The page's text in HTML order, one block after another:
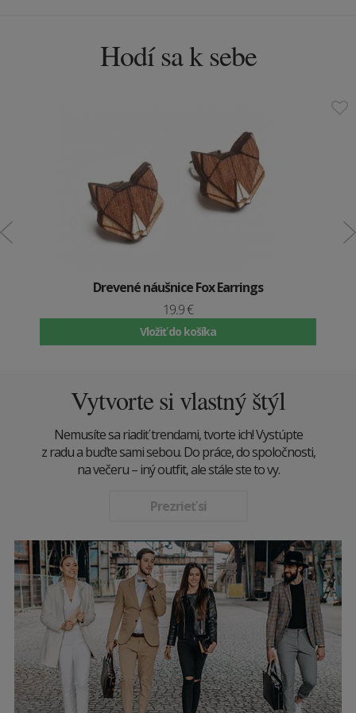
Hodí sa k sebe
Drevené náušnice Fox Earrings
19.9 €
Vložiť do košíka
Vytvorte si vlastný štýl
Nemusíte sa riadiť trendami, tvorte ich! Vystúpte
z radu a buďte sami sebou. Do práce, do spoločnosti,
na večeru – iný outfit, ale stále ste to vy.
Prezrieť si